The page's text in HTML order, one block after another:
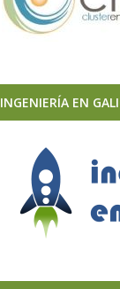
INGENIERÍA EN